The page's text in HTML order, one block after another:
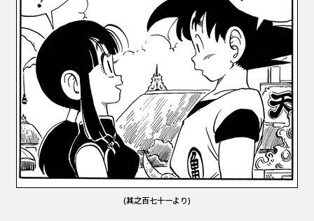
(其之百七十一より)